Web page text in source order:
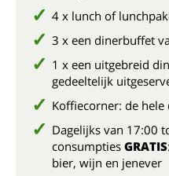
4 x lunch of
3 x een dinerbuffet
1 x een uitgebreid
gedeeltelijk
Koffiecorner: de hele
Dagelijks van 17:00
consumpties GRATIS
bier, wijn en jenever